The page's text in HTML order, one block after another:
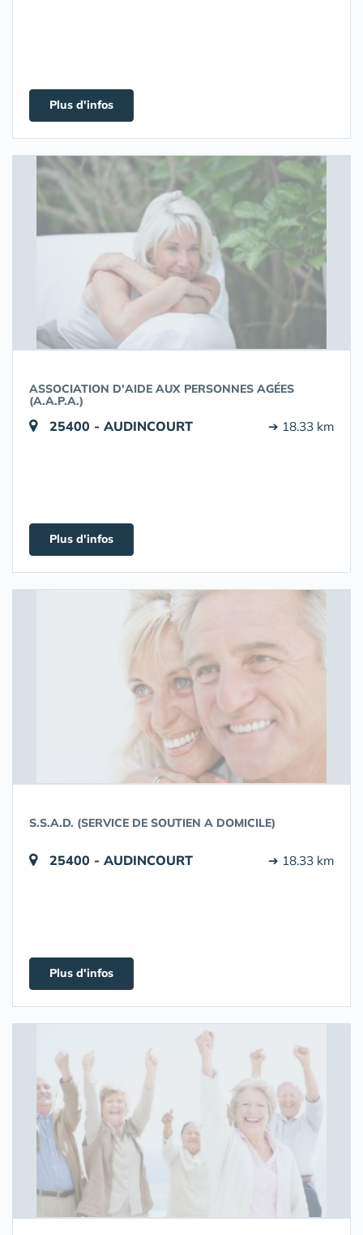
Plus d'infos
ASSOCIATION D'AIDE AUX PERSONNES AGÉES
(A.A.P.A.)
25400 - AUDINCOURT ➔ 18.33 km
Plus d'infos
S.S.A.D. (SERVICE DE SOUTIEN A DOMICILE)
25400 - AUDINCOURT ➔ 18.33 km
Plus d'infos